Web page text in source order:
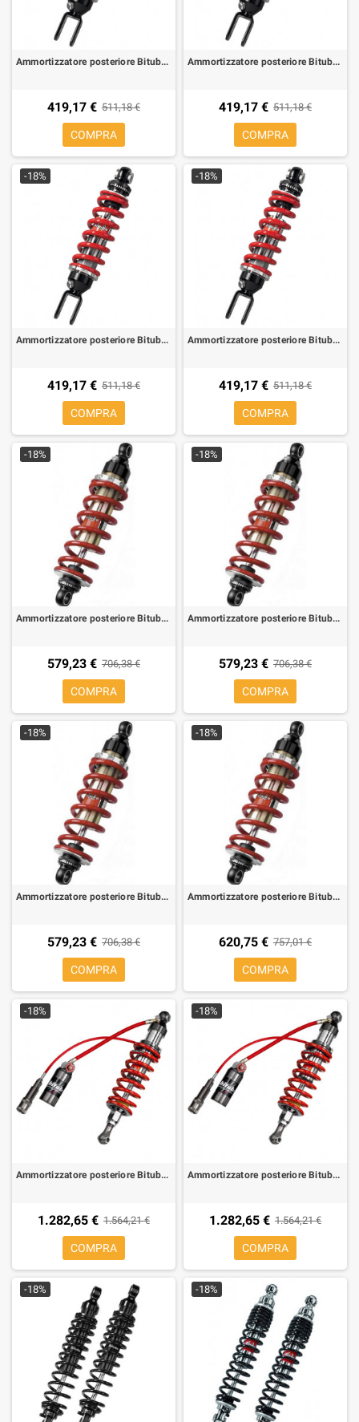
Ammortizzatore posteriore Bitubo WZE01 per Aprilia RS 125 95-10
419,17 € 511,18 €
COMPRA
Ammortizzatore posteriore Bitubo WZE01 per Aprilia RS 125 Extrema
419,17 € 511,18 €
COMPRA
-18%
Ammortizzatore posteriore Bitubo WZE01 per Aprilia RS 50 99-05, Tuono 50
419,17 € 511,18 €
COMPRA
-18%
Ammortizzatore posteriore Bitubo WZE01 per Aprilia RS 50 96-98
419,17 € 511,18 €
COMPRA
-18%
Ammortizzatore posteriore Bitubo XZE01 per Aprilia Pegaso 650 91-94
579,23 € 706,38 €
COMPRA
-18%
Ammortizzatore posteriore Bitubo XZE01 per Aprilia Pegaso 650 Cube 97-02
579,23 € 706,38 €
COMPRA
-18%
Ammortizzatore posteriore Bitubo XZE01 per Aprilia Pegaso 650 Cube ie 03-05
579,23 € 706,38 €
COMPRA
-18%
Ammortizzatore posteriore Bitubo XZE11 per Aprilia Falco 1000, Futura 1000
620,75 € 757,01 €
COMPRA
-18%
Ammortizzatore posteriore Bitubo CLU31 per Aprilia ETV 1000 Caponord 1000 01-03, ABS 04-07
1.282,65 € 1.564,21 €
COMPRA
-18%
Ammortizzatore posteriore Bitubo CLU31 per Aprilia RS 250 94-02
1.282,65 € 1.564,21 €
COMPRA
-18% -18%